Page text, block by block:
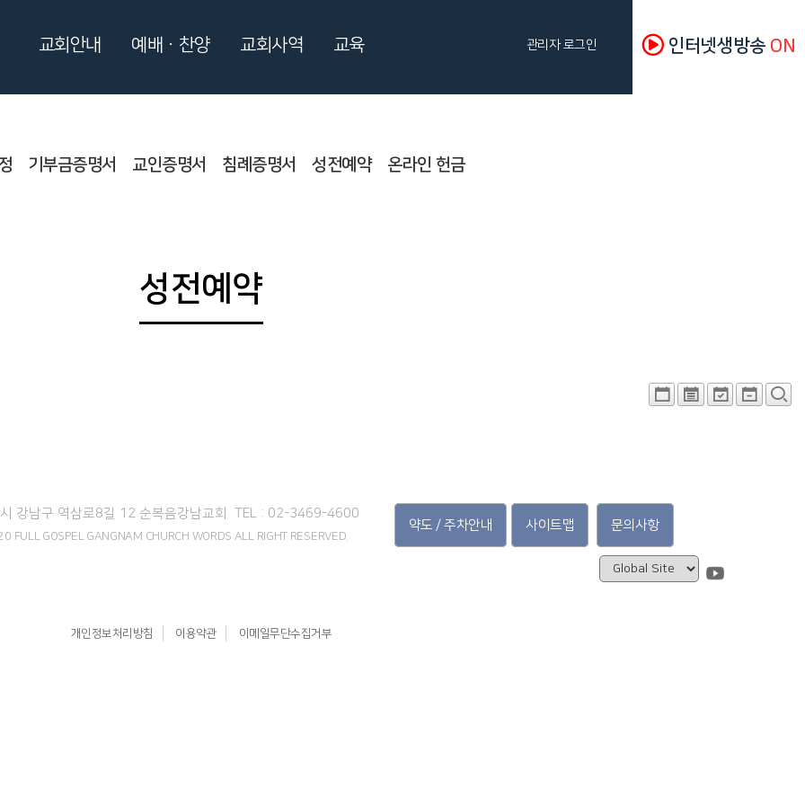
교회안내 예배ㆍ찬양 교회사역 교육 관리자 로그인 인터넷생방송 ON
기부금증명서 교인증명서 침례증명서 성전예약 온라인 헌금
성전예약
강남구 역삼로8길 12 순복음강남교회 TEL : 02-3469-4600
FULL GOSPEL GANGNAM CHURCH WORDS ALL RIGHT RESERVED.
약도 / 주차안내 사이트맵 문의사항
개인정보처리방침 이용약관 이메일무단수집거부